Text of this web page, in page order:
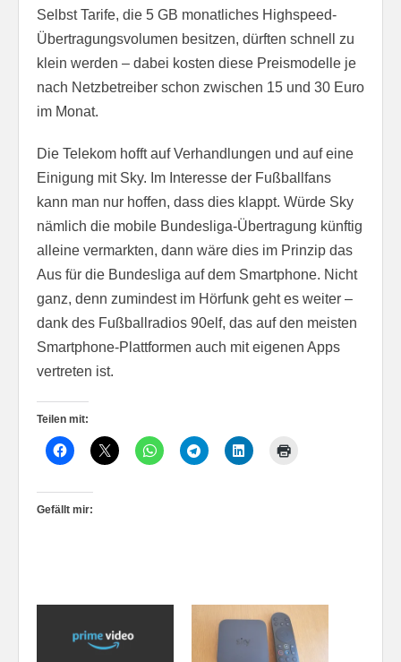
Selbst Tarife, die 5 GB monatliches Highspeed-
Übertragungsvolumen besitzen, dürften schnell zu
klein werden – dabei kosten diese Preismodelle je
nach Netzbetreiber schon zwischen 15 und 30 Euro
im Monat.
Die Telekom hofft auf Verhandlungen und auf eine
Einigung mit Sky. Im Interesse der Fußballfans
kann man nur hoffen, dass dies klappt. Würde Sky
nämlich die mobile Bundesliga-Übertragung künftig
alleine vermarkten, dann wäre dies im Prinzip das
Aus für die Bundesliga auf dem Smartphone. Nicht
ganz, denn zumindest im Hörfunk geht es weiter –
dank des Fußballradios 90elf, das auf den meisten
Smartphone-Plattformen auch mit eigenen Apps
vertreten ist.
Teilen mit:
Gefällt mir: